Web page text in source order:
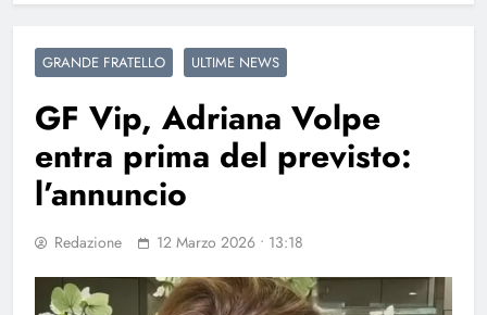
GRANDE FRATELLO ULTIME NEWS
GF Vip, Adriana Volpe
entra prima del previsto:
l’annuncio
Redazione 12 Marzo 2026 • 13:18